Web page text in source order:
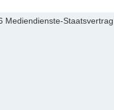
Mediendienste-